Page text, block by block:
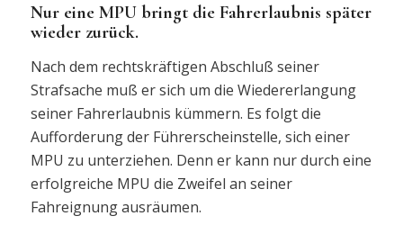
Nur eine MPU bringt die Fahrerlaubnis später
wieder zurück.
Nach dem rechtskräftigen Abschluß seiner
Strafsache muß er sich um die Wiedererlangung
seiner Fahrerlaubnis kümmern. Es folgt die
Aufforderung der Führerscheinstelle, sich einer
MPU zu unterziehen. Denn er kann nur durch eine
erfolgreiche MPU die Zweifel an seiner
Fahreignung ausräumen.